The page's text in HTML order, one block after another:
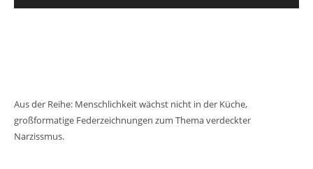
Aus der Reihe: Menschlichkeit wächst nicht in der Küche,
großformatige Federzeichnungen zum Thema verdeckter
Narzissmus.